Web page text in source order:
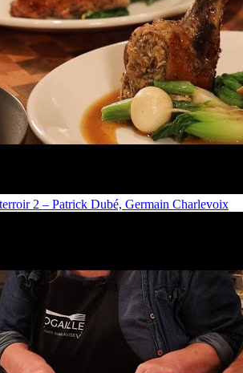
2 – Patrick Dubé, Germain Charlevoix